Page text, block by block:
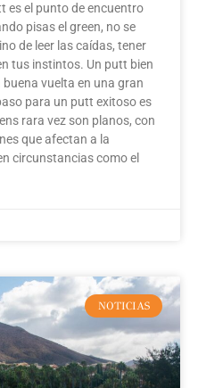
es el punto de encuentro
pisas el green, no se
de leer las caídas, tener
tus instintos. Un putt bien
vuelta en una gran
para un putt exitoso es
rara vez son planos, con
que afectan a la
circunstancias como el
NOTICIAS